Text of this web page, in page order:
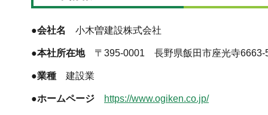
●会社名 小木曽建設株式会社
●本社所在地〒395-0001 長野県飯田市座光寺6663-
●業種 建設業
●ホームページ https://www.ogiken.co.jp/